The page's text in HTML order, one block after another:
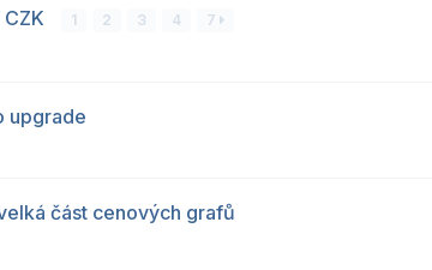
CZK 1 2 3 4 7
upgrade
část cenových grafů